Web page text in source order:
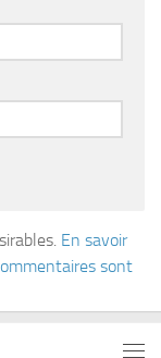
En savoir
sont